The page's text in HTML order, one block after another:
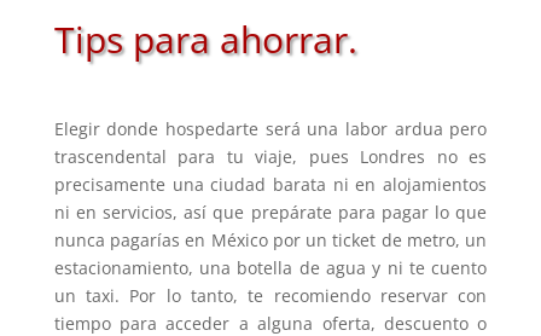
Tips para ahorrar.
Elegir donde hospedarte será una labor ardua pero
trascendental para tu viaje, pues Londres no es
precisamente una ciudad barata ni en alojamientos
ni en servicios, así que prepárate para pagar lo que
nunca pagarías en México por un ticket de metro, un
estacionamiento, una botella de agua y ni te cuento
un taxi. Por lo tanto, te recomiendo reservar con
tiempo para acceder a alguna oferta, descuento o